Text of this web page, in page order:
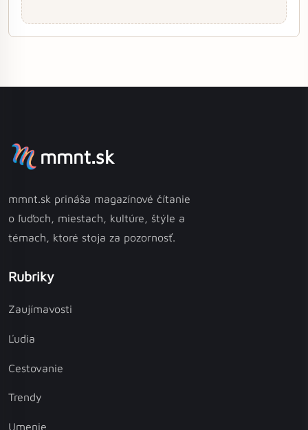
mmnt.sk
mmnt.sk prináša magazínové čítanie
o ľuďoch, miestach, kultúre, štýle a
témach, ktoré stoja za pozornosť.
Rubriky
Zaujímavosti
Ľudia
Cestovanie
Trendy
Umenie